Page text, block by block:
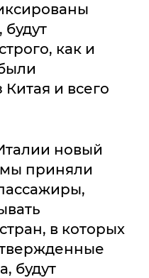
будут
как и
и всего
новый
мы приняли
в которых
будут